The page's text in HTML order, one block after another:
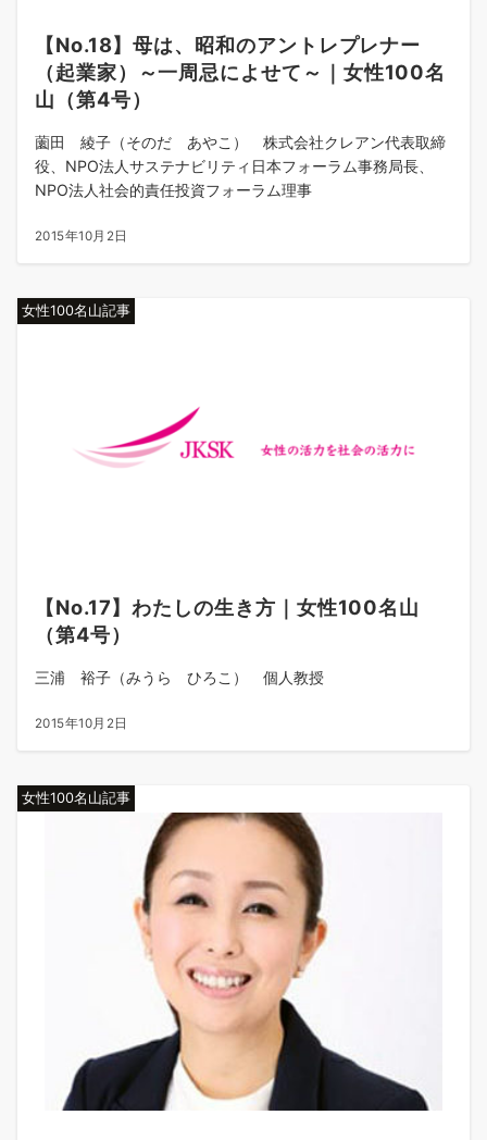
【No.18】母は、昭和のアントレプレナー
（起業家）～一周忌によせて～｜女性100名
山（第4号）
薗田 綾子（そのだ あやこ） 株式会社クレアン代表取締
役、NPO法人サステナビリティ日本フォーラム事務局長、
NPO法人社会的責任投資フォーラム理事
2015年10月2日
女性100名山記事
【No.17】わたしの生き方｜女性100名山
（第4号）
三浦 裕子（みうら ひろこ） 個人教授
2015年10月2日
女性100名山記事